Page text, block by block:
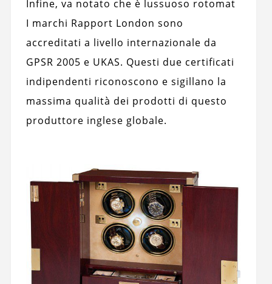
Infine, va notato che è lussuoso rotomat
I marchi Rapport London sono
accreditati a livello internazionale da
GPSR 2005 e UKAS. Questi due certificati
indipendenti riconoscono e sigillano la
massima qualità dei prodotti di questo
produttore inglese globale.